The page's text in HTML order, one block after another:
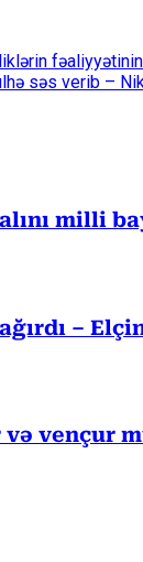
səs verib –
milli
–
vençur